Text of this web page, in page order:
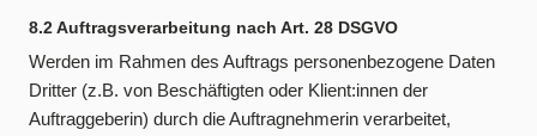
8.2 Auftragsverarbeitung nach Art. 28 DSGVO
Werden im Rahmen des Auftrags personenbezogene Daten
Dritter (z.B. von Beschäftigten oder Klient:innen der
Auftraggeberin) durch die Auftragnehmerin verarbeitet,